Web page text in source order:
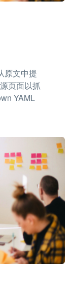
原文中提
页面以抓
YAML